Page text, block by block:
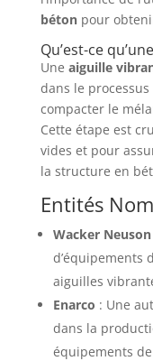
bétonpour
Qu’est-ce
Une aiguille
dans le
compacter le
Cette étape est
vides et pour
la structure en
Entités
Wacker Neuson
d’équipements
aiguilles
Enarco : Une
dans la
équipements